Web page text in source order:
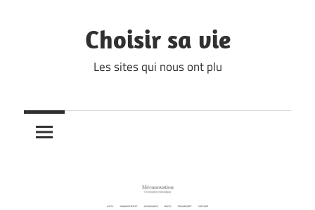
Choisir sa vie
Les sites qui nous ont plu